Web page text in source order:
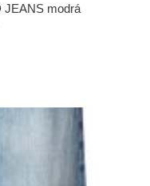
JEANS modrá